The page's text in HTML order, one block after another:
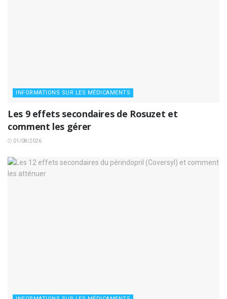
INFORMATIONS SUR LES MÉDICAMENTS
Les 9 effets secondaires de Rosuzet et
comment les gérer
01/08/2026